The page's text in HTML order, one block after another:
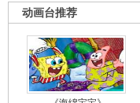
动画台推荐